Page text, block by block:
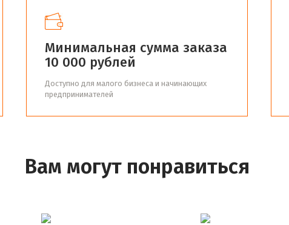
Минимальная сумма заказа
10 000 рублей
Доступно для малого бизнеса и начинающих
предпринимателей
Вам могут понравиться